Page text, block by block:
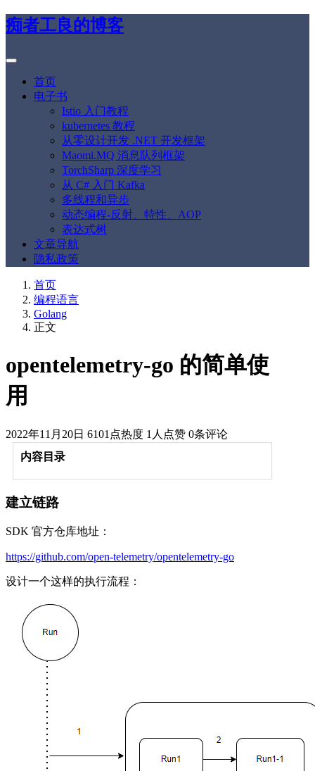
痴者工良的博客
首页
电子书
Istio 入门教程
kubernetes 教程
从零设计开发 .NET 开发框架
Maomi.MQ 消息队列框架
TorchSharp 深度学习
从 C# 入门 Kafka
多线程和异步
动态编程-反射、特性、AOP
表达式树
文章导航
隐私政策
首页
编程语言
Golang
正文
opentelemetry-go 的简单使
用
2022年11月20日 6101点热度 1人点赞 0条评论
内容目录
建立链路
SDK 官方仓库地址：
https://github.com/open-telemetry/opentelemetry-go
设计一个这样的执行流程：